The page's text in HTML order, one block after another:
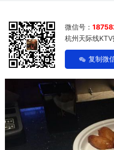
微信号：
杭州天际线
复制微